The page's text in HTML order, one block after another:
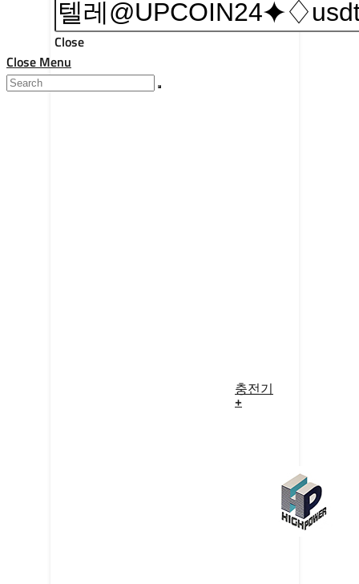
충전기
+
Close
Close Menu